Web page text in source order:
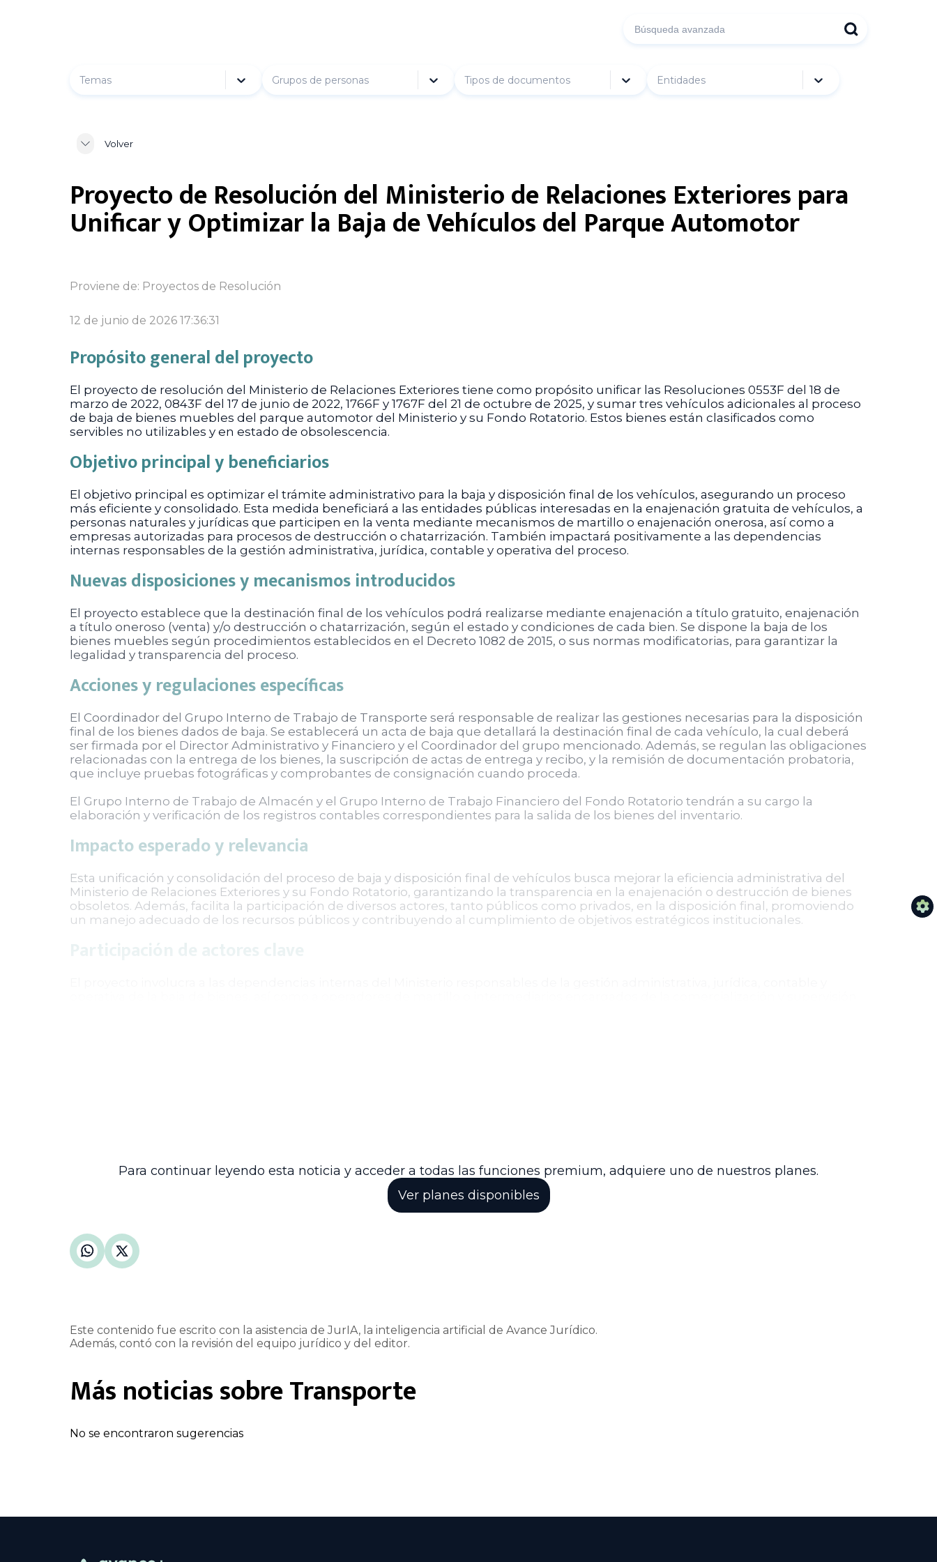
Temas Grupos de personas Tipos de documentos Entidades
Volver
Proyecto de Resolución del Ministerio de Relaciones Exteriores para
Unificar y Optimizar la Baja de Vehículos del Parque Automotor
Proviene de: Proyectos de Resolución
12 de junio de 2026 17:36:31
Propósito general del proyecto
El proyecto de resolución del Ministerio de Relaciones Exteriores tiene como propósito unificar las Resoluciones 0553F del 18 de
marzo de 2022, 0843F del 17 de junio de 2022, 1766F y 1767F del 21 de octubre de 2025, y sumar tres vehículos adicionales al proceso
de baja de bienes muebles del parque automotor del Ministerio y su Fondo Rotatorio. Estos bienes están clasificados como
servibles no utilizables y en estado de obsolescencia.
Objetivo principal y beneficiarios
El objetivo principal es optimizar el trámite administrativo para la baja y disposición final de los vehículos, asegurando un proceso
más eficiente y consolidado. Esta medida beneficiará a las entidades públicas interesadas en la enajenación gratuita de vehículos, a
personas naturales y jurídicas que participen en la venta mediante mecanismos de martillo o enajenación onerosa, así como a
empresas autorizadas para procesos de destrucción o chatarrización. También impactará positivamente a las dependencias
internas responsables de la gestión administrativa, jurídica, contable y operativa del proceso.
Nuevas disposiciones y mecanismos introducidos
El proyecto establece que la destinación final de los vehículos podrá realizarse mediante enajenación a título gratuito, enajenación
a título oneroso (venta) y/o destrucción o chatarrización, según el estado y condiciones de cada bien. Se dispone la baja de los
bienes muebles según procedimientos establecidos en el Decreto 1082 de 2015, o sus normas modificatorias, para garantizar la
legalidad y transparencia del proceso.
Acciones y regulaciones específicas
El Coordinador del Grupo Interno de Trabajo de Transporte será responsable de realizar las gestiones necesarias para la disposición
final de los bienes dados de baja. Se establecerá un acta de baja que detallará la destinación final de cada vehículo, la cual deberá
ser firmada por el Director Administrativo y Financiero y el Coordinador del grupo mencionado. Además, se regulan las obligaciones
relacionadas con la entrega de los bienes, la suscripción de actas de entrega y recibo, y la remisión de documentación probatoria,
que incluye pruebas fotográficas y comprobantes de consignación cuando proceda.
El Grupo Interno de Trabajo de Almacén y el Grupo Interno de Trabajo Financiero del Fondo Rotatorio tendrán a su cargo la
elaboración y verificación de los registros contables correspondientes para la salida de los bienes del inventario.
Impacto esperado y relevancia
Esta unificación y consolidación del proceso de baja y disposición final de vehículos busca mejorar la eficiencia administrativa del
Ministerio de Relaciones Exteriores y su Fondo Rotatorio, garantizando la transparencia en la enajenación o destrucción de bienes
obsoletos. Además, facilita la participación de diversos actores, tanto públicos como privados, en la disposición final, promoviendo
un manejo adecuado de los recursos públicos y contribuyendo al cumplimiento de objetivos estratégicos institucionales.
Para continuar leyendo esta noticia y acceder a todas las funciones premium, adquiere uno de nuestros planes.
Ver planes disponibles
Este contenido fue escrito con la asistencia de JurIA, la inteligencia artificial de Avance Jurídico.
Además, contó con la revisión del equipo jurídico y del editor.
Más noticias sobreTransporte
No se encontraron sugerencias